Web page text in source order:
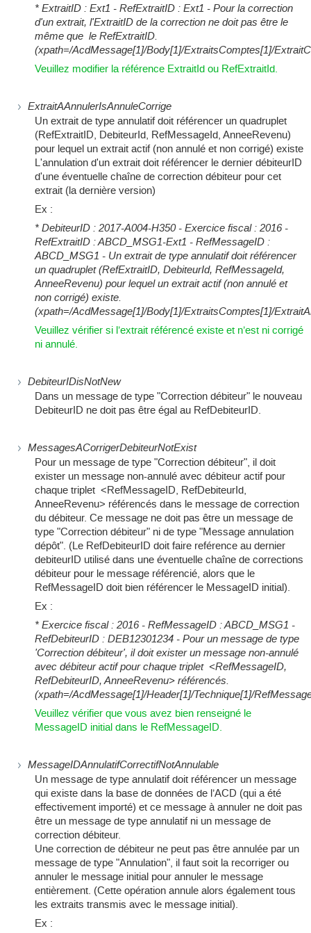
* ExtraitID : Ext1 - RefExtraitID : Ext1 - Pour la correction
d'un extrait, l'ExtraitID de la correction ne doit pas être le
même que le RefExtraitID.
(xpath=/AcdMessage[1]/Body[1]/ExtraitsComptes[1]/
Veuillez modifier la référence ExtraitId ou RefExtraitId.
ExtraitAAnnulerIsAnnuleCorrige
Un extrait de type annulatif doit référencer un quadruplet
(RefExtraitID, DebiteurId, RefMessageId, AnneeRevenu)
pour lequel un extrait actif (non annulé et non corrigé) existe
L'annulation d'un extrait doit référencer le dernier débiteurID
d'une éventuelle chaîne de correction débiteur pour cet
extrait (la dernière version)
Ex :
* DebiteurID : 2017-A004-H350 - Exercice fiscal : 2016 -
RefExtraitID : ABCD_MSG1-Ext1 - RefMessageID :
ABCD_MSG1 - Un extrait de type annulatif doit référencer
un quadruplet (RefExtraitID, DebiteurId, RefMessageId,
AnneeRevenu) pour lequel un extrait actif (non annulé et
non corrigé) existe.
(xpath=/AcdMessage[1]/Body[1]/ExtraitsComptes[1]/
Veuillez vérifier si l’extrait référencé existe et n’est ni corrigé
ni annulé.
DebiteurIDisNotNew
Dans un message de type "Correction débiteur" le nouveau
DebiteurID ne doit pas être égal au RefDebiteurID.
MessagesACorrigerDebiteurNotExist
Pour un message de type "Correction débiteur", il doit
exister un message non-annulé avec débiteur actif pour
chaque triplet <RefMessageID, RefDebiteurId,
AnneeRevenu> référencés dans le message de correction
du débiteur. Ce message ne doit pas être un message de
type "Correction débiteur" ni de type "Message annulation
dépôt". (Le RefDebiteurID doit faire reférence au dernier
debiteurID utilisé dans une éventuelle chaîne de corrections
débiteur pour le message référencié, alors que le
RefMessageID doit bien référencer le MessageID initial).
Ex :
* Exercice fiscal : 2016 - RefMessageID : ABCD_MSG1 -
RefDebiteurID : DEB12301234 - Pour un message de type
'Correction débiteur', il doit exister un message non-annulé
avec débiteur actif pour chaque triplet <RefMessageID,
RefDebiteurID, AnneeRevenu> référencés.
(xpath=/AcdMessage[1]/Header[1]/Technique[1]/
Veuillez vérifier que vous avez bien renseigné le
MessageID initial dans le RefMessageID.
MessageIDAnnulatifCorrectifNotAnnulable
Un message de type annulatif doit référencer un message
qui existe dans la base de données de l’ACD (qui a été
effectivement importé) et ce message à annuler ne doit pas
être un message de type annulatif ni un message de
correction débiteur.
Une correction de débiteur ne peut pas être annulée par un
message de type "Annulation", il faut soit la recorriger ou
annuler le message initial pour annuler le message
entièrement. (Cette opération annule alors également tous
les extraits transmis avec le message initial).
Ex :